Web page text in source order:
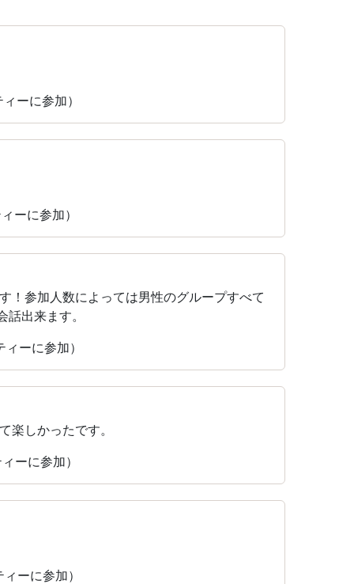
ーに参加）
ーに参加）
！参加人数によっては男性のグループすべて
出来ます。
ーに参加）
楽しかったです。
ーに参加）
ーに参加）